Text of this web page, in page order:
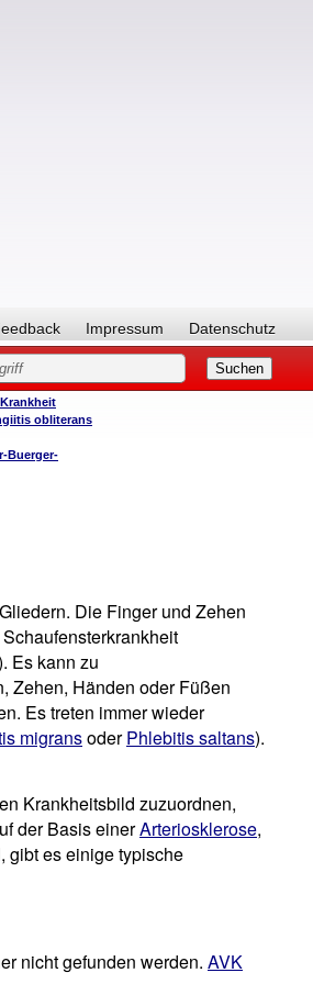
Impressum Datenschutz
obliterans
Buerger-
Die Finger und Zehen
Es kann zu
Zehen, Händen oder Füßen
Es treten immer wieder
migransoderPhlebitis saltans).
Krankheitsbild zuzuordnen,
der Basis einerArteriosklerose,
gibt es einige typische
nicht gefunden werden. AVK